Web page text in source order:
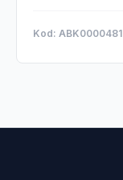
Kod: ABK0000481